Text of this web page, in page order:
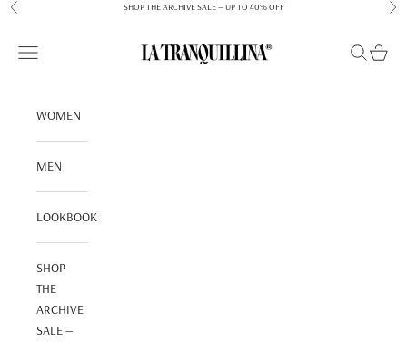
Zum Inhalt springen
Zurück SHOP THE ARCHIVE SALE — UP TO 40% OFF Vor
Menü
Suchen
WOMEN
MEN
LOOKBOOK
SHOP
THE
ARCHIVE
SALE —